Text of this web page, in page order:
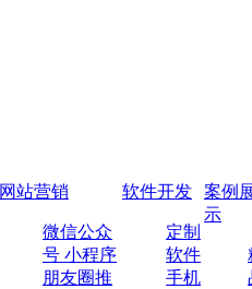
网站营销
微信公众
号 小程序
朋友圈推
软件开发
定制
软件
手机
案例
示